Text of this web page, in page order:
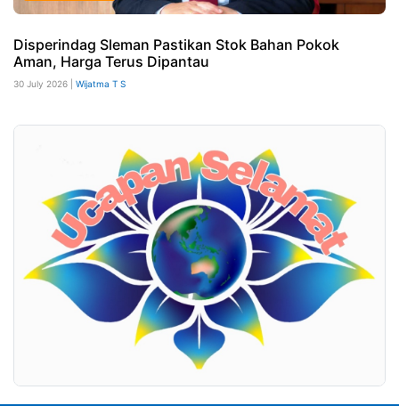
Disperindag Sleman Pastikan Stok Bahan Pokok
Aman, Harga Terus Dipantau
30 July 2026 | Wijatma T S